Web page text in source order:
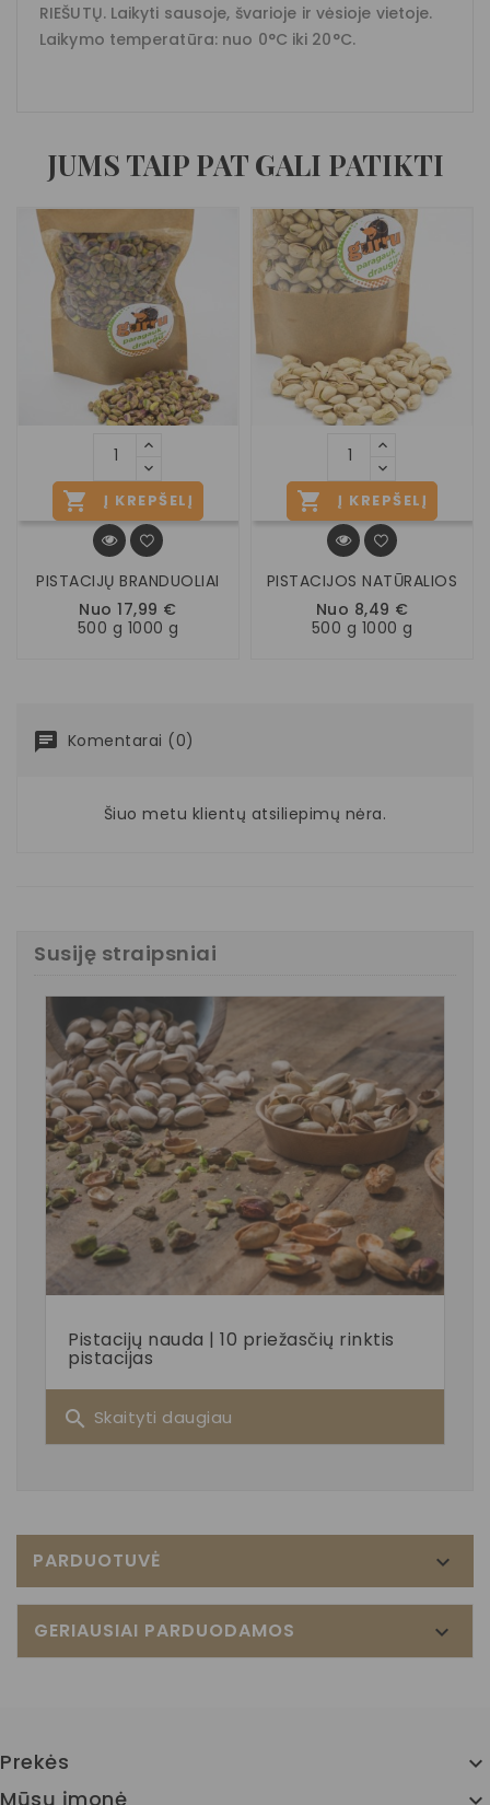
RIEŠUTŲ. Laikyti sausoje, švarioje ir vėsioje vietoje.
Laikymo temperatūra: nuo 0°C iki 20°C.
JUMS TAIP PAT GALI PATIKTI
 Į KREPŠELĮ
PISTACIJŲ BRANDUOLIAI
Nuo 17,99 €
500 g 1000 g
 Į KREPŠELĮ
PISTACIJOS NATŪRALIOS
Nuo 8,49 €
500 g 1000 g
Komentarai (0)
Šiuo metu klientų atsiliepimų nėra.
Susiję straipsniai
Pistacijų nauda | 10 priežasčių rinktis
pistacijas
search Skaityti daugiau
PARDUOTUVĖ 
GERIAUSIAI PARDUODAMOS 
Prekės 
Mūsų įmonė